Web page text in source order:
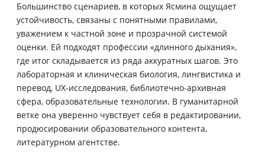
Большинство сценариев, в которых Ясмина ощущает
устойчивость, связаны с понятными правилами,
уважением к частной зоне и прозрачной системой
оценки. Ей подходят профессии «длинного дыхания»,
где итог складывается из ряда аккуратных шагов. Это
лабораторная и клиническая биология, лингвистика и
перевод, UX-исследования, библиотечно-архивная
сфера, образовательные технологии. В гуманитарной
ветке она уверенно чувствует себя в редактировании,
продюсировании образовательного контента,
литературном агентстве.